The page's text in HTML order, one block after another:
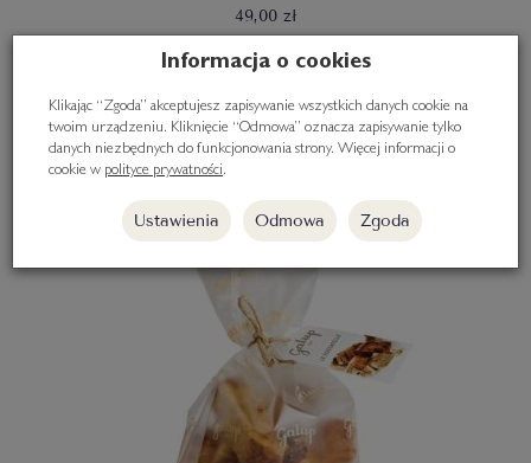
49,00 zł
Informacja o cookies
Klikając “Zgoda” akceptujesz zapisywanie wszystkich danych cookie na
twoim urządzeniu. Kliknięcie “Odmowa” oznacza zapisywanie tylko
danych niezbędnych do funkcjonowania strony. Więcej informacji o
cookie w polityce prywatności.
Ustawienia Odmowa Zgoda